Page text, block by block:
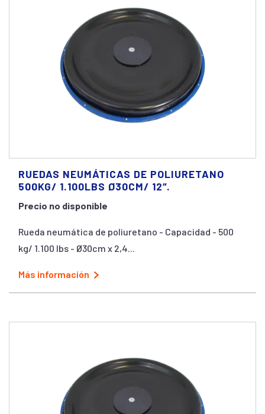
RUEDAS NEUMÁTICAS DE POLIURETANO
500KG/ 1.100LBS Ø30CM/ 12″.
Precio no disponible
Rueda neumática de poliuretano - Capacidad - 500
kg/ 1.100 lbs - Ø30cm x 2,4...
Más información